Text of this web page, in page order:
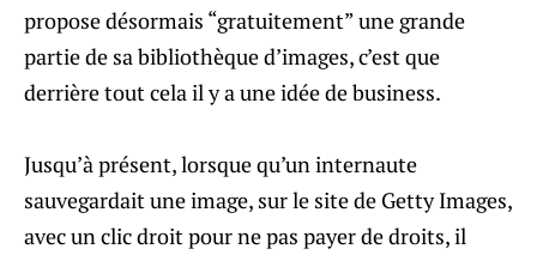
propose désormais “gratuitement” une grande
partie de sa bibliothèque d’images, c’est que
derrière tout cela il y a une idée de business.
Jusqu’à présent, lorsque qu’un internaute
sauvegardait une image, sur le site de Getty Images,
avec un clic droit pour ne pas payer de droits, il